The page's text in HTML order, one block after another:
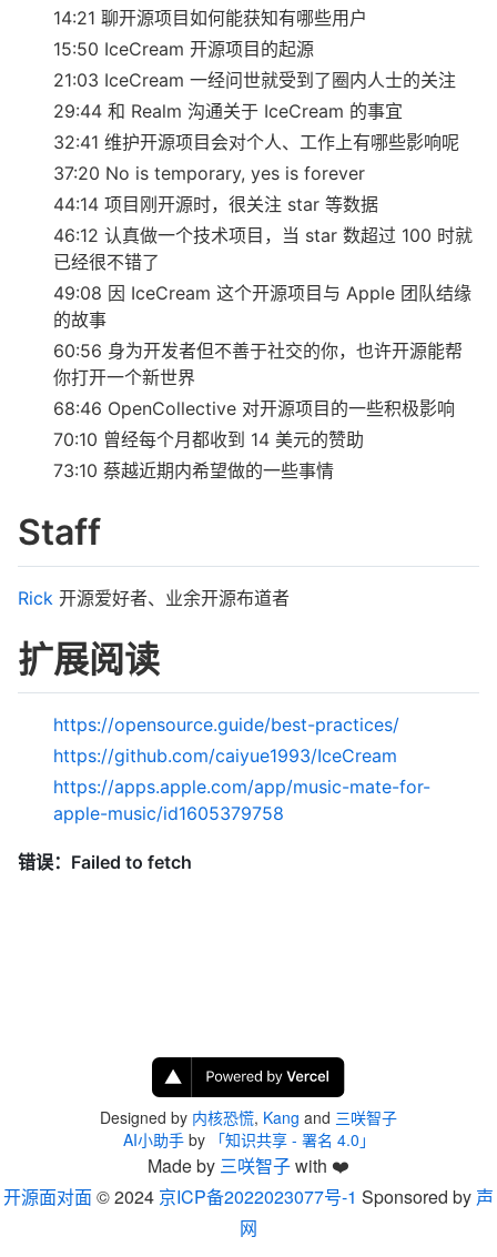
14:21 聊开源项目如何能获知有哪些用户
15:50 IceCream 开源项目的起源
21:03 IceCream 一经问世就受到了圈内人士的关注
29:44 和 Realm 沟通关于 IceCream 的事宜
32:41 维护开源项目会对个人、工作上有哪些影响呢
37:20 No is temporary, yes is forever
44:14 项目刚开源时，很关注 star 等数据
46:12 认真做一个技术项目，当 star 数超过 100 时就
已经很不错了
49:08 因 IceCream 这个开源项目与 Apple 团队结缘
的故事
60:56 身为开发者但不善于社交的你，也许开源能帮
你打开一个新世界
68:46 OpenCollective 对开源项目的一些积极影响
70:10 曾经每个月都收到 14 美元的赞助
73:10 蔡越近期内希望做的一些事情
Staff
Rick 开源爱好者、业余开源布道者
扩展阅读
https://opensource.guide/best-practices/
https://github.com/caiyue1993/IceCream
https://apps.apple.com/app/music-mate-for-
apple-music/id1605379758
Designed by 内核恐慌, Kang and 三咲智子
AI小助手by 「知识共享 - 署名 4.0」
Made by 三咲智子with ❤️
开源面对面© 2024 京ICP备2022023077号-1 Sponsored by 声
网